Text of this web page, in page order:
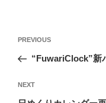
Previous
Post
PREVIOUS
“FuwariClock”新
Next
Post
NEXT